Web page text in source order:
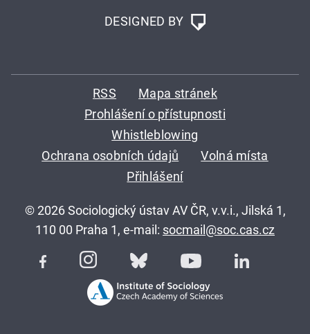
DESIGNED BY
RSS
Mapa stránek
Prohlášení o přístupnosti
Whistleblowing
Ochrana osobních údajů
Volná místa
Přihlášení
© 2026 Sociologický ústav AV ČR, v.v.i., Jilská 1,
110 00 Praha 1, e-mail: socmail@soc.cas.cz